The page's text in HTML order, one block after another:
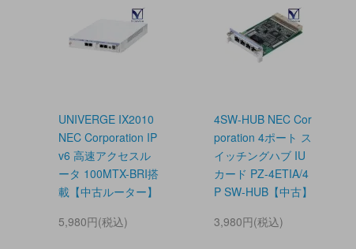
UNIVERGE IX2010
NEC Corporation IP
v6 高速アクセスル
ータ 100MTX-BRI搭
載【中古ルーター】
5,980円(税込)
4SW-HUB NEC Cor
poration 4ポート ス
イッチングハブ IU
カード PZ-4ETIA/4
P SW-HUB【中古】
3,980円(税込)